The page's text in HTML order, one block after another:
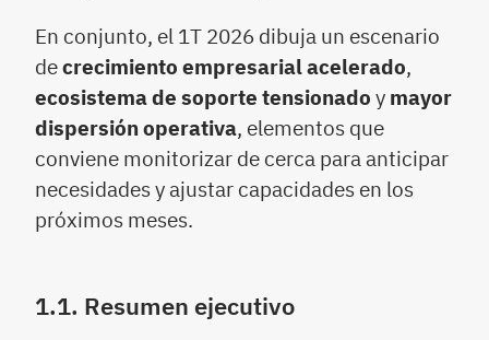
En conjunto, el 1T 2026 dibuja un escenario
decrecimiento empresarial acelerado,
ecosistema de soporte tensionado y mayor
dispersión operativa, elementos que
conviene monitorizar de cerca para anticipar
necesidades y ajustar capacidades en los
próximos meses.
1.1. Resumen ejecutivo